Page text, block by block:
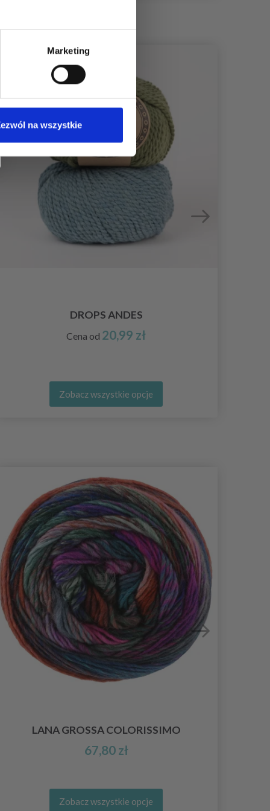
Marketing
na wszystkie
DROPS ANDES
Cena od 20,99 zł
Zobacz wszystkie opcje
LANA GROSSA COLORISSIMO
67,80 zł
Zobacz wszystkie opcje